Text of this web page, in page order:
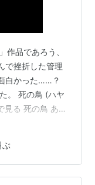
作品であろう、
で挫折した管理
白かった……？
。 死の鳥 (ハヤ
見る 死の鳥 あら
ンはいった。
い、それでもお
イズ 世界の縁に
犬たちのうめき
ぶ